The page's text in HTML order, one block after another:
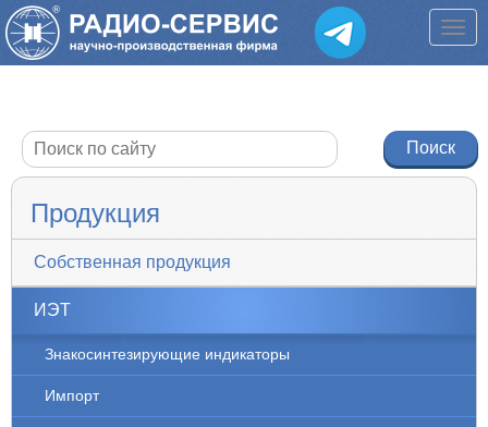
Продукция
Собственная продукция
ИЭТ
Знакосинтезирующие индикаторы
Импорт